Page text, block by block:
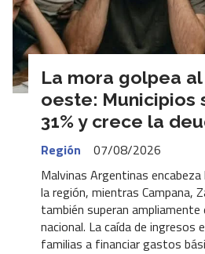
La mora golpea
oeste: Municipios
31% y crece la
Región
07/08/2026
Malvinas Argentinas
la región, mientras Campana,
también superan ampliamente
nacional. La caída de ingresos
familias a financiar gastos